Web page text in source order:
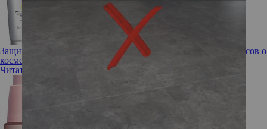
Защищает ли от солнца и с чем нельзя смешивать? 10 вопросов о
косметике с витамином С
Читать полностью